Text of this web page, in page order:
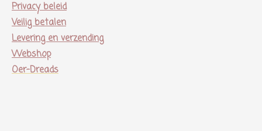
Privacy beleid
Veilig betalen
Levering en verzending
Webshop
Oer-Dreads